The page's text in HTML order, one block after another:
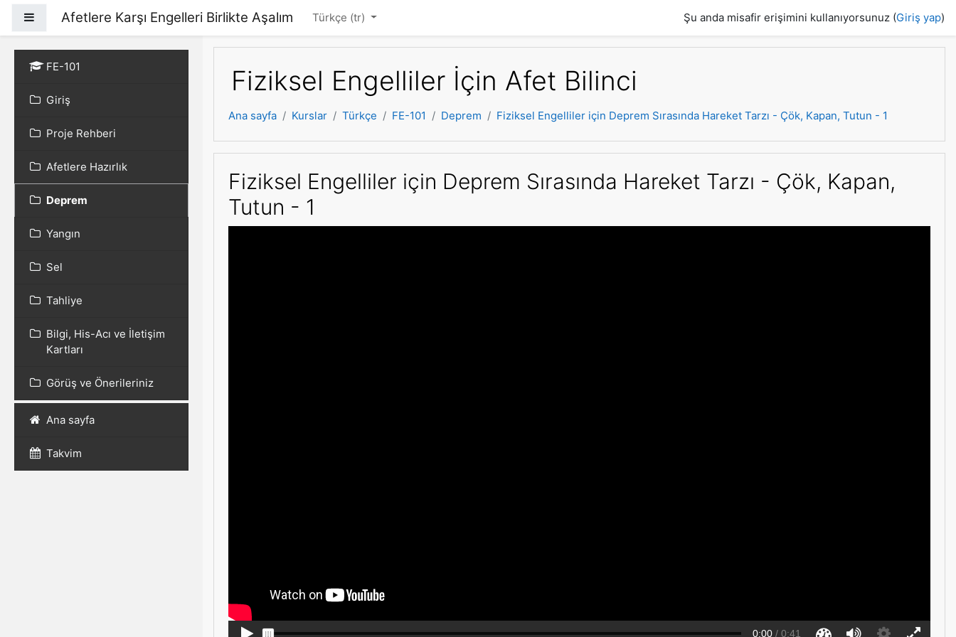
Yan panelAfetlere Karşı Engelleri Birlikte Aşalım Türkçe ‎(tr)‎ Şu anda misafir erişimini kullanıyorsunuz (Giriş yap)
FE-101
Giriş
Proje Rehberi
Afetlere Hazırlık
Deprem
Yangın
Sel
Tahliye
Bilgi, His-Acı ve İletişim
Kartları
Görüş ve Önerileriniz
Ana sayfa
Takvim
Fiziksel Engelliler İçin Afet Bilinci
Ana sayfa Kurslar Türkçe FE-101 Deprem Fiziksel Engelliler için Deprem Sırasında Hareket Tarzı - Çök, Kapan, Tutun - 1
Fiziksel Engelliler için Deprem Sırasında Hareket Tarzı - Çök, Kapan,
Tutun - 1